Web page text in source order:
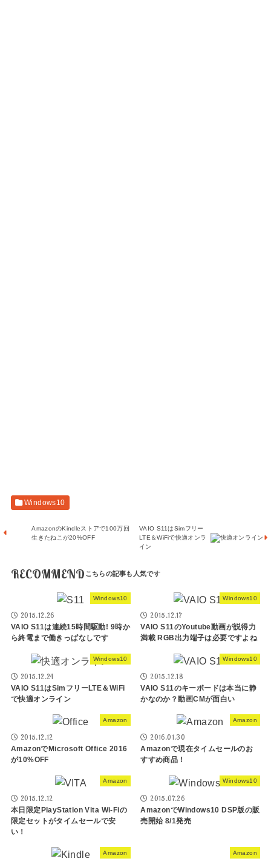
Windows10
AmazonのKindleストアで100万回
生きたねこが20%OFF
VAIO S11はSimフリー
LTE＆WiFiで快適オンラ
イン
RECOMMEND
Windows10
2015.12.26
VAIO S11は連続15時間駆動! 9時か
ら終電まで働きっぱなしです
Windows10
2015.12.17
VAIO S11のYoutube動画が説得力
満載 RGB出力端子は必要ですよね
Windows10
2015.12.24
VAIO S11はSimフリーLTE＆WiFi
で快適オンライン
Windows10
2015.12.18
VAIO S11のキーボードは本当に静
かなのか？動画CMが面白い
Amazon
2015.12.12
AmazonでMicrosoft Office 2016
が10%OFF
Amazon
2016.01.30
Amazonで現在タイムセールのお
すすめ商品！
Amazon
2015.12.12
本日限定PlayStation Vita Wi-Fiの
限定セットがタイムセールで安
い！
Windows10
2015.07.26
AmazonでWindows10 DSP版の販
売開始 8/1発売
Amazon Amazon